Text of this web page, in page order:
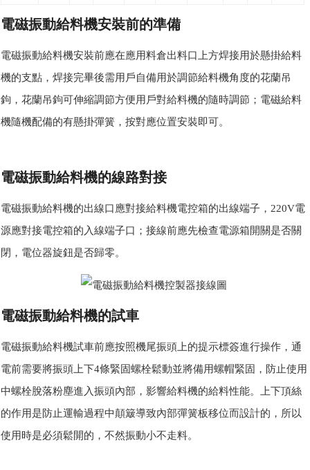
電磁振動給料機安裝前的準備
電磁振動給料機安裝前應在應用料倉出料口上方焊接用於懸掛給料
機的支點，焊接完畢後需用戶自備用於調節給料機角度的花蘭吊
鉤，花蘭吊鉤可伸縮調節方便用戶對給料機的隨時調節；電磁給料
機隨機配備的有懸掛彈簧，按對應位置安裝即可。
電磁振動給料機的線路對接
電磁振動給料機的出線口應對接給料機電控箱的出線端子，220V電
源應對接電控箱的入線端子口；接線前應先檢查電源箱開關是否關
閉，電位器旋鈕是否歸零。
電磁振動給料機的試車
電磁振動給料機試車前應按照機尾振頭上的提示標簽進行操作，通
電前需要將振頭上下4條緊固螺栓鬆動並將備用螺帽緊固，防止使用
中螺栓脫落粉塵進入振頭內部，影響給料機的給料性能。上下頂絲
的作用是防止運輸過程中顛簸導致內部彈簧板移位而設計的，所以
使用時是必須鬆開的，不然振動小不走料。